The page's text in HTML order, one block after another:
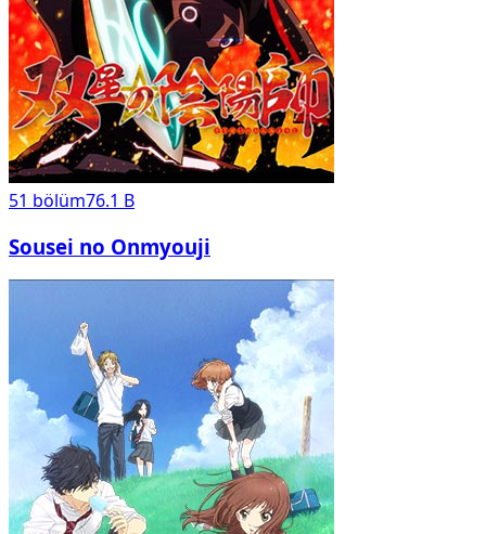
51 bölüm76.1 B
Sousei no Onmyouji